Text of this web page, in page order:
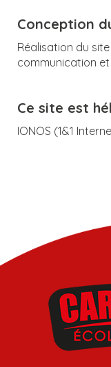
Conception
Réalisation du
communication
Ce site est
IONOS (1&1